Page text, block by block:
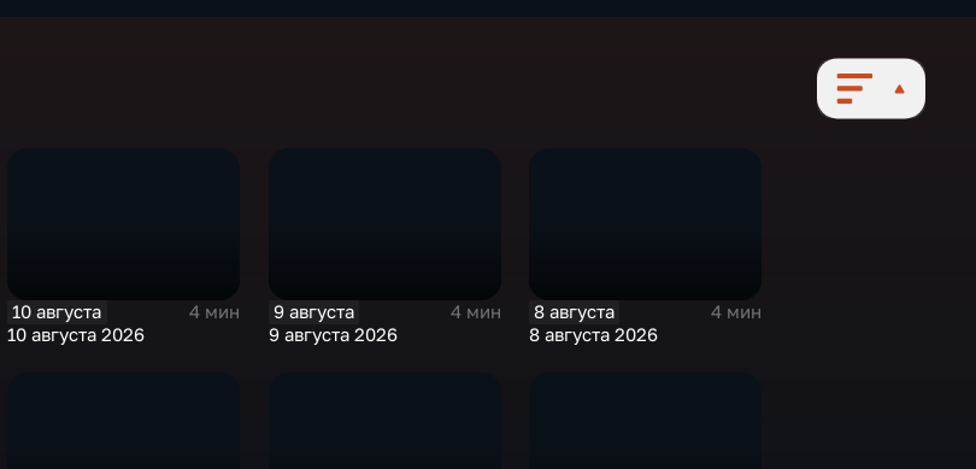
10 августа
4 мин
10 августа 2026
9 августа
4 мин
9 августа 2026
8 августа
4 мин
8 августа 2026